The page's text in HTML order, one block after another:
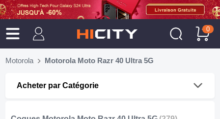
0
Motorola Motorola Moto Razr 40 Ultra 5G
Acheter par Catégorie